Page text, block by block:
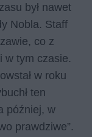
był nawet
Nobla. Staff
co z
w tym czasie.
w roku
ten
później, w
prawdziwe”.